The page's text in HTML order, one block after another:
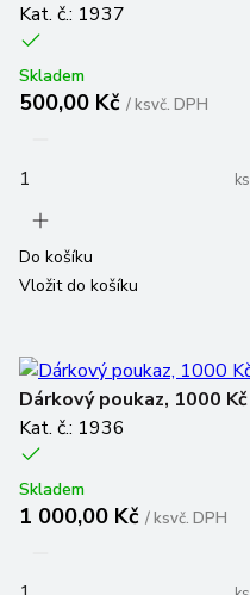
Kat. č.: 1937
Skladem
500,00 Kč /ksvč. DPH
ks
Do košíku
Vložit do košíku
Dárkový poukaz, 1000 Kč
Kat. č.: 1936
Skladem
1 000,00 Kč /ksvč. DPH